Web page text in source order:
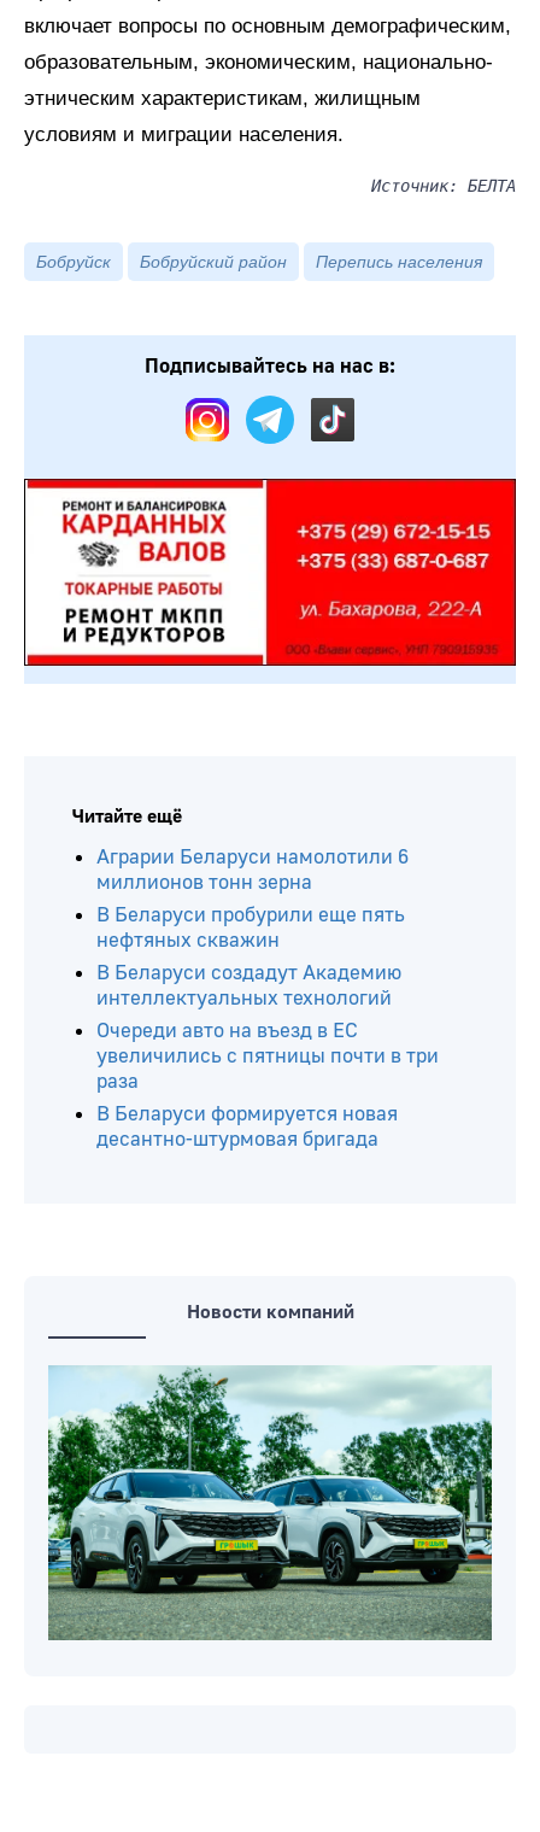
включает вопросы по основным демографическим,
образовательным, экономическим, национально-
этническим характеристикам, жилищным
условиям и миграции населения.
Источник: БЕЛТА
Бобруйск Бобруйский район Перепись населения
Подписывайтесь на нас в:
Читайте ещё
Аграрии Беларуси намолотили 6
миллионов тонн зерна
В Беларуси пробурили еще пять
нефтяных скважин
В Беларуси создадут Академию
интеллектуальных технологий
Очереди авто на въезд в ЕС
увеличились с пятницы почти в три
раза
В Беларуси формируется новая
десантно-штурмовая бригада
Новости компаний